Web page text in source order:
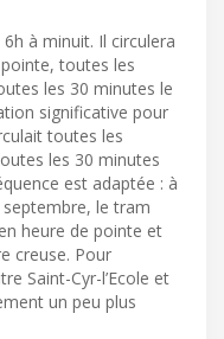
à minuit. Il circulera
toutes les
les 30 minutes le
significative pour
toutes les
les 30 minutes
est adaptée : à
septembre, le tram
heure de pointe et
creuse. Pour
Saint-Cyr-l’Ecole et
un peu plus